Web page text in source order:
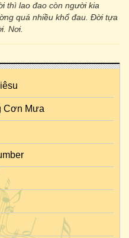
thì lao đao còn người kia
quá nhiều khổ đau. Đời tựa
Nơi.
Cơn Mưa